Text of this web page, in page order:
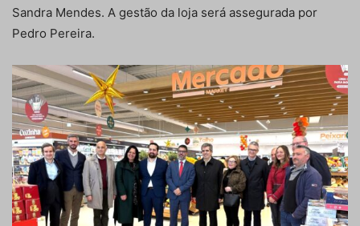
Sandra Mendes. A gestão da loja será assegurada por
Pedro Pereira.